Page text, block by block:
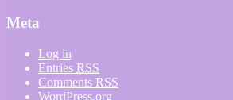
Meta
Log in
Entries RSS
Comments RSS
WordPress.org